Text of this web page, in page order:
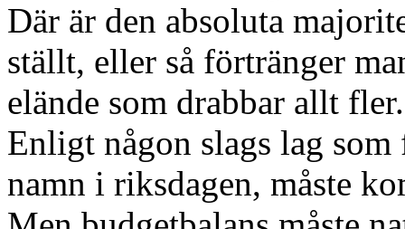
Där är den absoluta
ställt, eller så förtränger
elände som drabbar allt fler.
Enligt någon slags lag
namn i riksdagen, måste